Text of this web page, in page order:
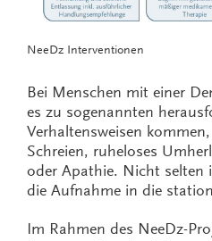
NeeDz Interventionen
Bei Menschen mit einer
es zu sogenannten
Verhaltensweisen
Schreien, ruheloses
oder Apathie. Nicht selten
die Aufnahme in die
Im Rahmen des NeeDz-